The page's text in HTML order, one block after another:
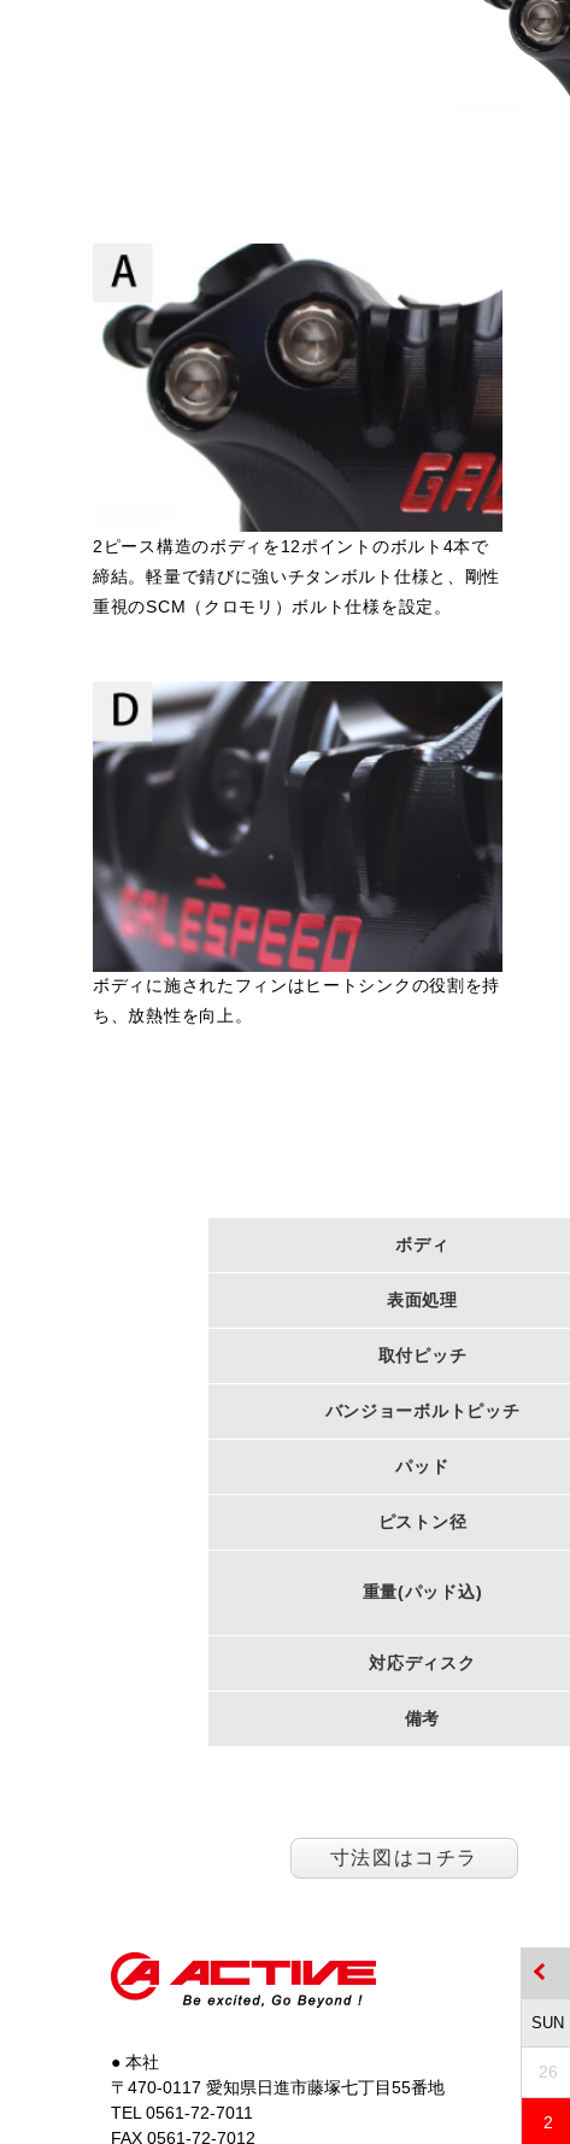
2ピース構造のボディを12ポイントのボルト4本で
締結。軽量で錆びに強いチタンボルト仕様と、剛性
重視のSCM（クロモリ）ボルト仕様を設定。
ボディに施されたフィンはヒートシンクの役割を持
ち、放熱性を向上。
ボディ
表面処理
取付ピッチ
バンジョーボルトピッチ
パッド
ピストン径
重量(パッド込)
対応ディスク
備考
寸法図はコチラ
● 本社
〒470-0117 愛知県日進市藤塚七丁目55番地
TEL 0561-72-7011
FAX 0561-72-7012
SUN
26
2